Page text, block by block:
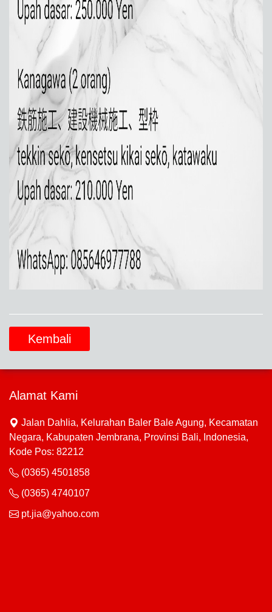
Kembali
Alamat Kami
Jalan Dahlia, Kelurahan Baler Bale Agung, Kecamatan
Negara, Kabupaten Jembrana, Provinsi Bali, Indonesia,
Kode Pos: 82212
(0365) 4501858
(0365) 4740107
pt.jia@yahoo.com